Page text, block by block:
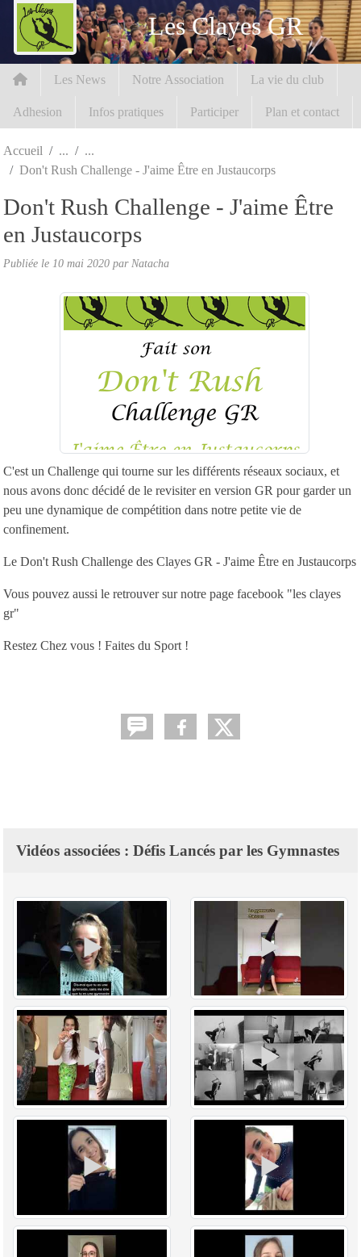
Les Clayes GR
Les News Notre Association La vie du club
Adhesion Infos pratiques Participer Plan et contact
Accueil
Don't Rush Challenge - J'aime Être en Justaucorps
Don't Rush Challenge - J'aime Être
en Justaucorps
Publiée le 10 mai 2020 par Natacha
C'est un Challenge qui tourne sur les différents réseaux sociaux, et
nous avons donc décidé de le revisiter en version GR pour garder un
peu une dynamique de compétition dans notre petite vie de
confinement.
Le Don't Rush Challenge des Clayes GR - J'aime Être en Justaucorps
Vous pouvez aussi le retrouver sur notre page facebook "les clayes
gr"
Restez Chez vous ! Faites du Sport !
Vidéos associées : Défis Lancés par les Gymnastes
Panneau de gestion des cookies